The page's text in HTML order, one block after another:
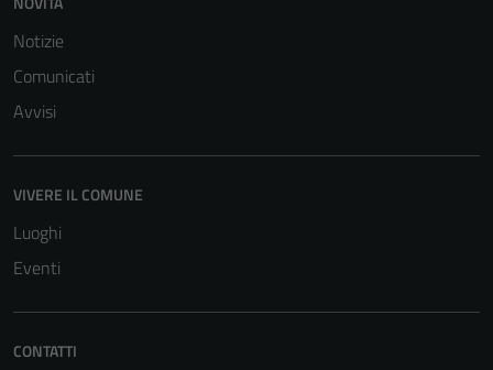
Notizie
Comunicati
Avvisi
VIVERE IL COMUNE
Luoghi
Eventi
CONTATTI
Questi cookie
essere